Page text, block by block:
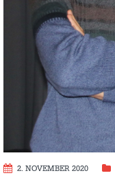
2. NOVEMBER 2020